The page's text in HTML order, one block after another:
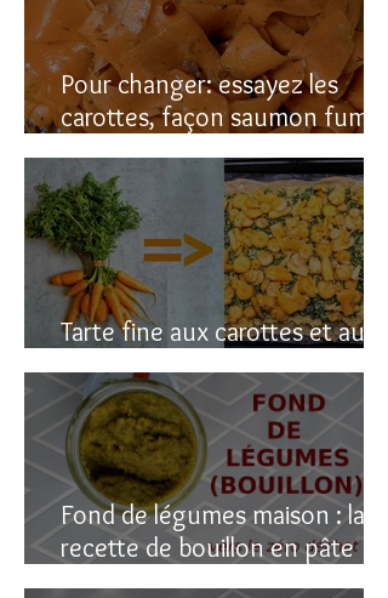
Pour changer: essayez les
carottes, façon saumon fumé!
(vegan du coup)
Tarte fine aux carottes et aux
fanes
Fond de légumes maison : la
recette de bouillon en pâte
(sain & facile)